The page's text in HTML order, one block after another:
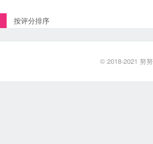
按评分排序
© 2018-2021 努